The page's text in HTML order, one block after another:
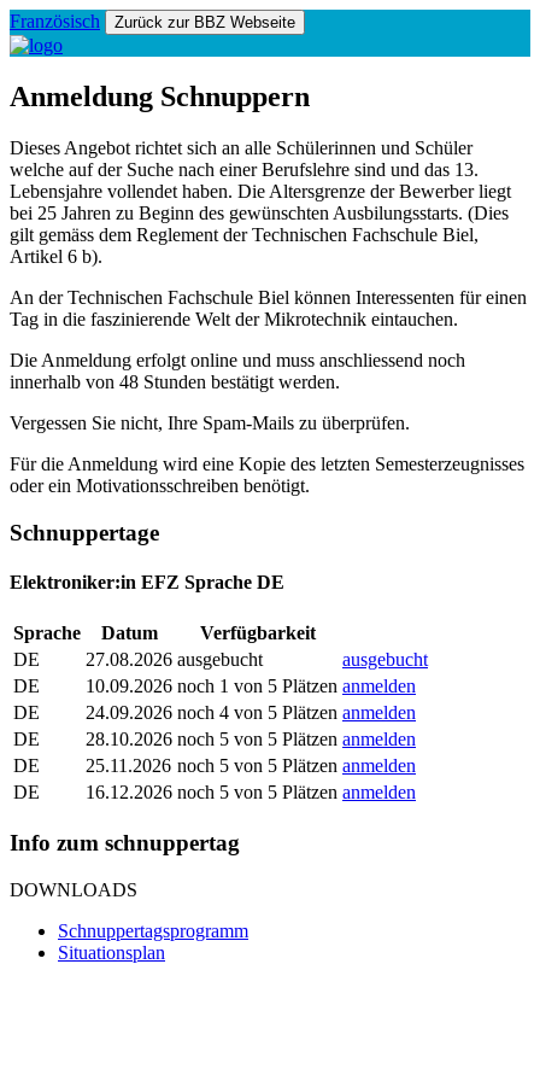
Französisch
Anmeldung Schnuppern
Dieses Angebot richtet sich an alle Schülerinnen und Schüler
welche auf der Suche nach einer Berufslehre sind und das 13.
Lebensjahre vollendet haben. Die Altersgrenze der Bewerber liegt
bei 25 Jahren zu Beginn des gewünschten Ausbilungsstarts. (Dies
gilt gemäss dem Reglement der Technischen Fachschule Biel,
Artikel 6 b).
An der Technischen Fachschule Biel können Interessenten für einen
Tag in die faszinierende Welt der Mikrotechnik eintauchen.
Die Anmeldung erfolgt online und muss anschliessend noch
innerhalb von 48 Stunden bestätigt werden.
Vergessen Sie nicht, Ihre Spam-Mails zu überprüfen.
Für die Anmeldung wird eine Kopie des letzten Semesterzeugnisses
oder ein Motivationsschreiben benötigt.
Schnuppertage
Elektroniker:in EFZ Sprache DE
Sprache Datum
Verfügbarkeit
DE
27.08.2026 ausgebucht
ausgebucht
DE
10.09.2026 noch 1 von 5 Plätzen anmelden
DE
24.09.2026 noch 4 von 5 Plätzen anmelden
DE
28.10.2026 noch 5 von 5 Plätzen anmelden
DE
25.11.2026 noch 5 von 5 Plätzen anmelden
DE
16.12.2026 noch 5 von 5 Plätzen anmelden
Info zum schnuppertag
DOWNLOADS
Schnuppertagsprogramm
Situationsplan